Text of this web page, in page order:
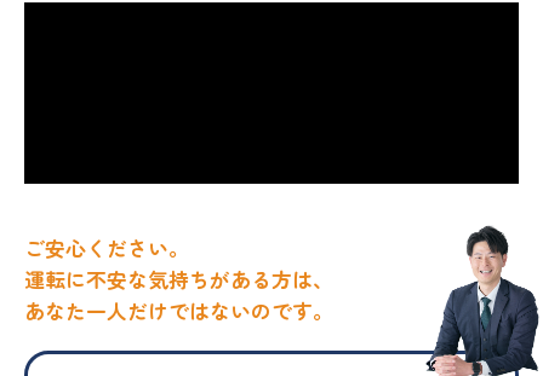
ご安心ください。
運転に不安な気持ちがある方は、
あなた一人だけではないのです。